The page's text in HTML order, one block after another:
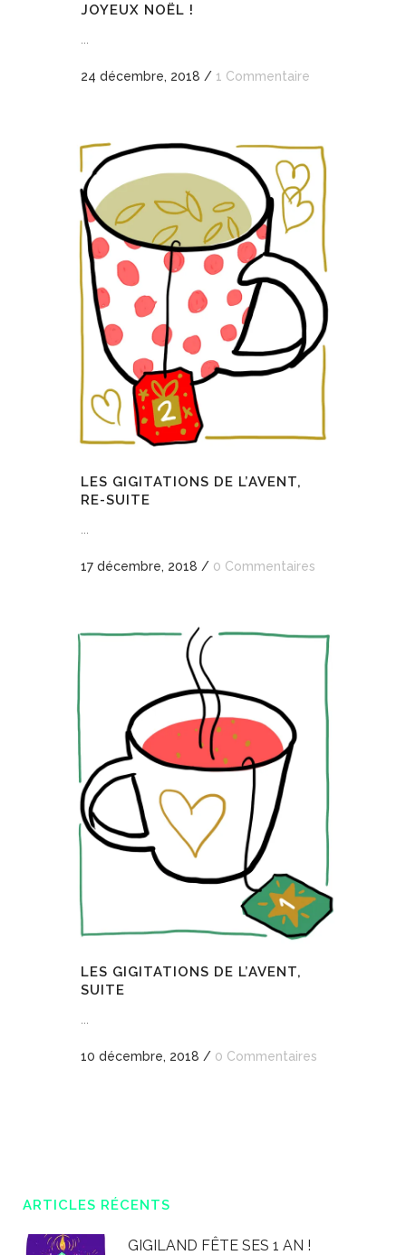
JOYEUX NOËL !
24 décembre, 2018 / 1 Commentaire
LES GIGITATIONS DE L’AVENT,
RE-SUITE
17 décembre, 2018 / 0 Commentaires
LES GIGITATIONS DE L’AVENT,
SUITE
10 décembre, 2018 / 0 Commentaires
ARTICLES RÉCENTS
GIGILAND FÊTE SES 1 AN !